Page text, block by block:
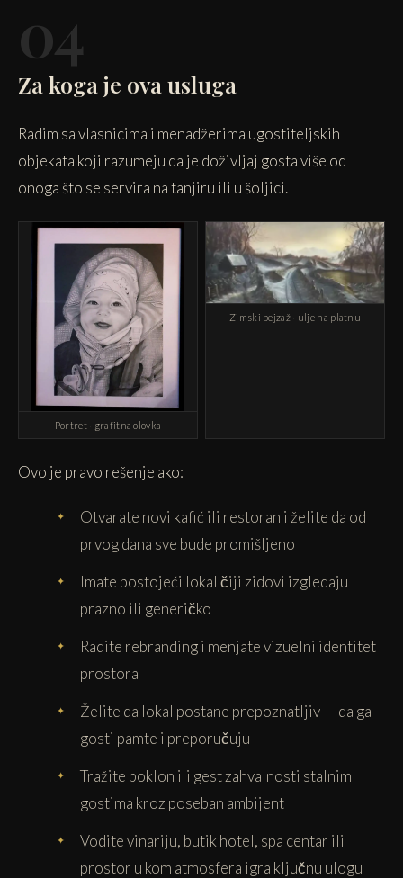
04
Za koga je ova usluga
Radim sa vlasnicima i menadžerima ugostiteljskih
objekata koji razumeju da je doživljaj gosta više od
onoga što se servira na tanjiru ili u šoljici.
Portret · grafitna olovka
Zimski pejzaž · ulje na platnu
Ovo je pravo rešenje ako:
Otvarate novi kafić ili restoran i želite da od
prvog dana sve bude promišljeno
Imate postojeći lokal čiji zidovi izgledaju
prazno ili generičko
Radite rebranding i menjate vizuelni identitet
prostora
Želite da lokal postane prepoznatljiv — da ga
gosti pamte i preporučuju
Tražite poklon ili gest zahvalnosti stalnim
gostima kroz poseban ambijent
Vodite vinariju, butik hotel, spa centar ili
prostor u kom atmosfera igra ključnu ulogu